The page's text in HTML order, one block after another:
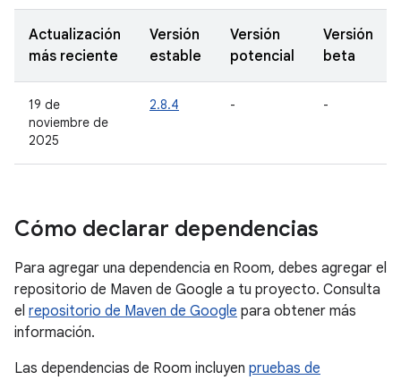
Actualización
más reciente
Versión
estable
Versión
potencial
Versión
beta
19 de
noviembre de
2025
2.8.4 - -
Cómo declarar dependencias
Para agregar una dependencia en Room, debes agregar el
repositorio de Maven de Google a tu proyecto. Consulta
el repositorio de Maven de Google para obtener más
información.
Las dependencias de Room incluyen pruebas de